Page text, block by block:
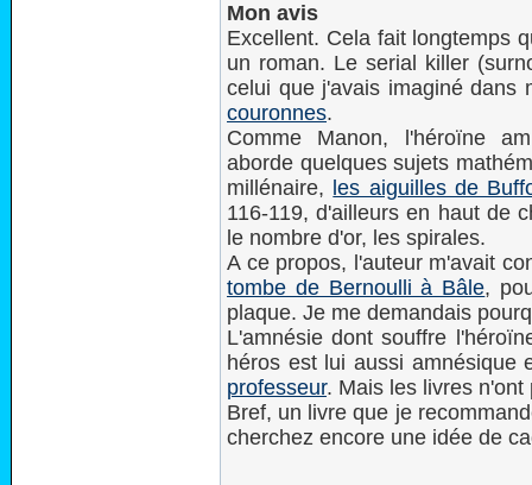
Mon avis
Excellent. Cela fait longtemps
un roman. Le serial killer
celui que j'avais imaginé
couronnes.
Comme Manon, l'héroïne
aborde quelques sujets
millénaire, les aiguilles de
116-119, d'ailleurs en haut de
le nombre d'or, les spirales.
A ce propos, l'auteur m'avait
tombe de Bernoulli à Bâle,
plaque. Je me demandais
L'amnésie dont souffre
héros est lui aussi amnésique
professeur. Mais les livres
Bref, un livre que je
cherchez encore une idée de